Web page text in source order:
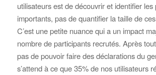
utilisateurs est de découvrir et identifier les
importants, pas de quantifier la taille de
C’est une petite nuance qui a un impact
nombre de participants recrutés. Après
pas de pouvoir faire des déclarations du
s’attend à ce que 35% de nos utilisateurs